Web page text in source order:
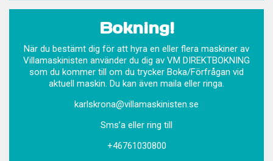
Bokning!
När du bestämt dig för att hyra en eller flera maskiner av
Villamaskinisten använder du dig av VM DIREKTBOKNING
som du kommer till om du trycker Boka/Förfrågan vid
aktuell maskin. Du kan även maila eller ringa.
karlskrona@villamaskinisten.se
Sms’a eller ring till
+46761030800